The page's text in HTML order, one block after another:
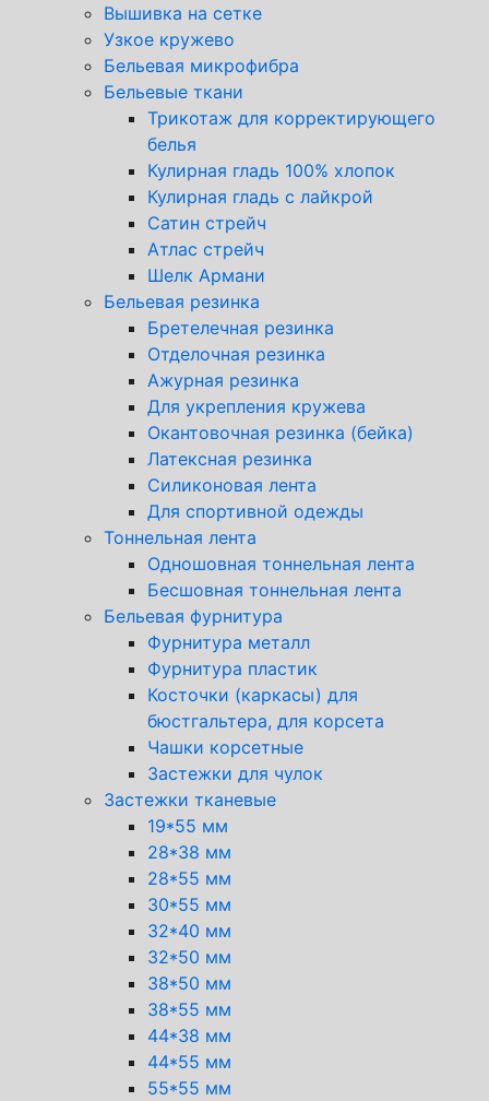
Вышивка на сетке
Узкое кружево
Бельевая микрофибра
Бельевые ткани
Трикотаж для корректирующего
белья
Кулирная гладь 100% хлопок
Кулирная гладь с лайкрой
Сатин стрейч
Атлас стрейч
Шелк Армани
Бельевая резинка
Бретелечная резинка
Отделочная резинка
Ажурная резинка
Для укрепления кружева
Окантовочная резинка (бейка)
Латексная резинка
Силиконовая лента
Для спортивной одежды
Тоннельная лента
Одношовная тоннельная лента
Бесшовная тоннельная лента
Бельевая фурнитура
Фурнитура металл
Фурнитура пластик
Косточки (каркасы) для
бюстгальтера, для корсета
Чашки корсетные
Застежки для чулок
Застежки тканевые
19*55 мм
28*38 мм
28*55 мм
30*55 мм
32*40 мм
32*50 мм
38*50 мм
38*55 мм
44*38 мм
44*55 мм
55*55 мм